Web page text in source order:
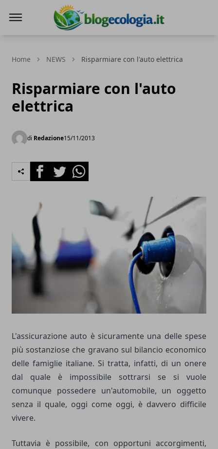
Home NEWS Risparmiare con l'auto elettrica
Risparmiare con l'auto
elettrica
di Redazione15/11/2013
FacebookTwitterWhatsapp
L'assicurazione auto è sicuramente una delle spese
più sostanziose che gravano sul bilancio economico
delle famiglie italiane. Si tratta, infatti, di un onere
dal quale è impossibile sottrarsi se si vuole
comunque possedere un'automobile, un oggetto
senza il quale, oggi come oggi, è davvero difficile
vivere.
Tuttavia è possibile, con opportuni accorgimenti,